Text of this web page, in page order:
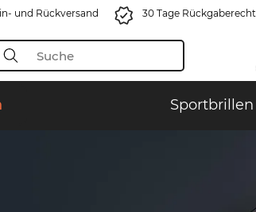
und Rückversand 30 Tage Rückgaberecht
Sportbrillen